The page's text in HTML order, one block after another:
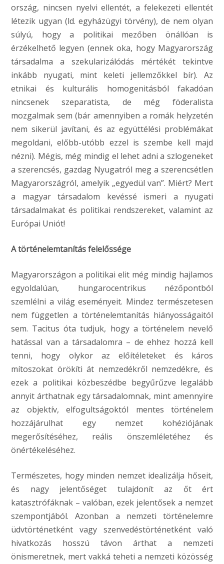
ország, nincsen nyelvi ellentét, a felekezeti ellentét
létezik ugyan (ld. egyházügyi törvény), de nem olyan
súlyú, hogy a politikai mezőben önállóan is
érzékelhető legyen (ennek oka, hogy Magyarország
társadalma a szekularizálódás mértékét tekintve
inkább nyugati, mint keleti jellemzőkkel bír). Az
etnikai és kulturális homogenitásból fakadóan
nincsenek szeparatista, de még föderalista
mozgalmak sem (bár amennyiben a romák helyzetén
nem sikerül javítani, és az együttélési problémákat
megoldani, előbb-utóbb ezzel is szembe kell majd
nézni). Mégis, még mindig el lehet adni a szlogeneket
a szerencsés, gazdag Nyugatról meg a szerencsétlen
Magyarországról, amelyik „egyedül van”. Miért? Mert
a magyar társadalom kevéssé ismeri a nyugati
társadalmakat és politikai rendszereket, valamint az
Európai Uniót!
A történelemtanítás felelőssége
Magyarországon a politikai elit még mindig hajlamos
egyoldalúan, hungarocentrikus nézőpontból
szemlélni a világ eseményeit. Mindez természetesen
nem független a történelemtanítás hiányosságaitól
sem. Tacitus óta tudjuk, hogy a történelem nevelő
hatással van a társadalomra – de ehhez hozzá kell
tenni, hogy olykor az előítéleteket és káros
mítoszokat örökíti át nemzedékről nemzedékre, és
ezek a politikai közbeszédbe begyűrűzve legalább
annyit árthatnak egy társadalomnak, mint amennyire
az objektív, elfogultságoktól mentes történelem
hozzájárulhat egy nemzet kohéziójának
megerősítéséhez, reális önszemléletéhez és
önértékeléséhez.
Természetes, hogy minden nemzet idealizálja hőseit,
és nagy jelentőséget tulajdonít az őt ért
katasztrófáknak – valóban, ezek jelentősek a nemzet
szempontjából. Azonban a nemzeti történelemre
üdvtörténetként vagy szenvedéstörténetként való
hivatkozás hosszú távon árthat a nemzeti
önismeretnek, mert vakká teheti a nemzeti közösség